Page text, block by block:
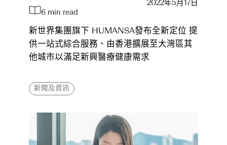
6 min read
2022年5月17日
新世界集團旗下 HUMANSA發布全新定位 提
供一站式綜合服務、由香港擴展至大灣區其
他城市以滿足新興醫療健康需求
新聞及資訊